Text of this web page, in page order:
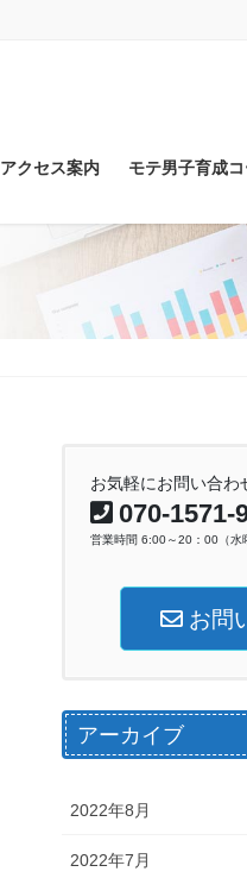
アクセス案内 モテ男子育成
お気軽にお問い合わ
070-1571-
営業時間 6:00～20：00（水
お問
アーカイブ
2022年8月
2022年7月